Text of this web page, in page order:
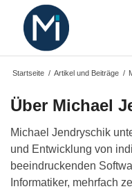
Startseite / Artikel und Beiträge /
Über Michael
Michael Jendryschik
und Entwicklung von
beeindruckenden
Informatiker, mehrfach